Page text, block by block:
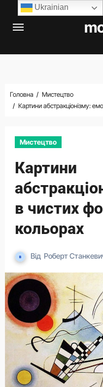
Перейти
Головна
Мистецтво
Картини абстракціонізму:
Мистецтво
Картини
в чистих
кольорах
Від Роберт
Ukrainian